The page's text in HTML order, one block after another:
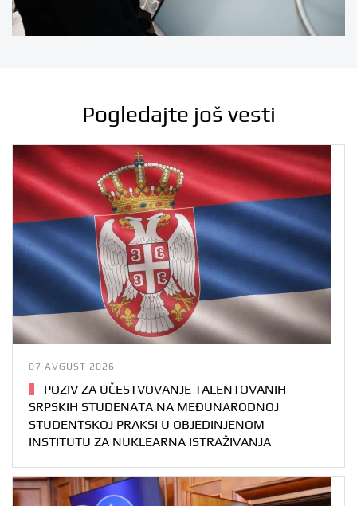
Pogledajte još vesti
07 AVGUST 2026
POZIV ZA UČESTVOVANJE TALENTOVANIH
SRPSKIH STUDENATA NA MEĐUNARODNOJ
STUDENTSKOJ PRAKSI U OBJEDINJENOM
INSTITUTU ZA NUKLEARNA ISTRAŽIVANJA